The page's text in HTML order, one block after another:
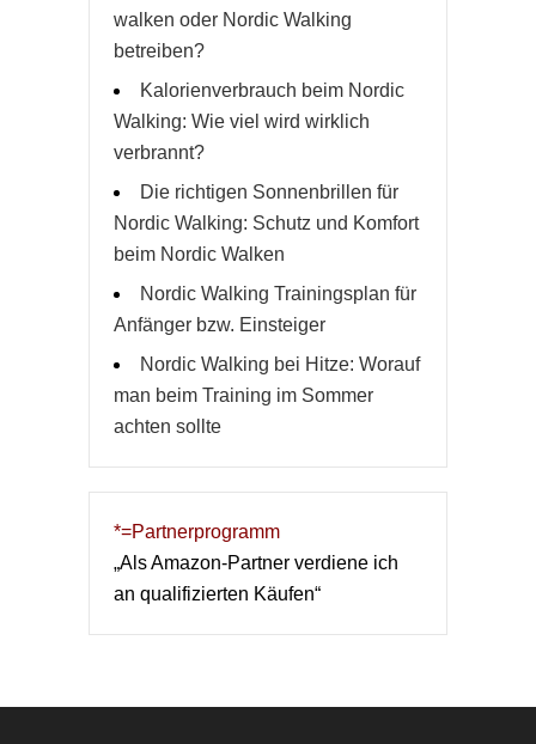
walken oder Nordic Walking
betreiben?
Kalorienverbrauch beim Nordic
Walking: Wie viel wird wirklich
verbrannt?
Die richtigen Sonnenbrillen für
Nordic Walking: Schutz und Komfort
beim Nordic Walken
Nordic Walking Trainingsplan für
Anfänger bzw. Einsteiger
Nordic Walking bei Hitze: Worauf
man beim Training im Sommer
achten sollte
*=Partnerprogramm
„Als Amazon-Partner verdiene ich
an qualifizierten Käufen“